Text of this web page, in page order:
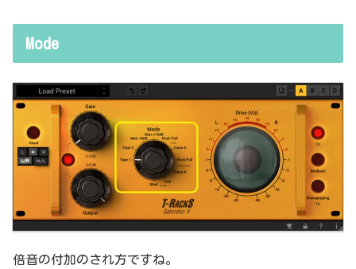
Mode
倍音の付加のされ方ですね。